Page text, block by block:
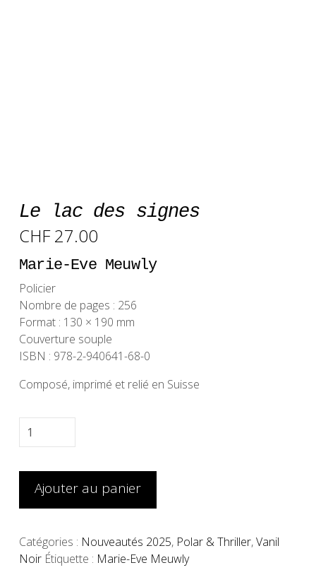
Le lac des signes
CHF27.00
Marie-Eve Meuwly
Policier
Nombre de pages : 256
Format : 130 × 190 mm
Couverture souple
ISBN : 978-2-940641-68-0
Composé, imprimé et relié en Suisse
quantité
de
des
Ajouter au panier
Catégories : Nouveautés 2025, Polar & Thriller,Vanil
Noir Étiquette : Marie-Eve Meuwly